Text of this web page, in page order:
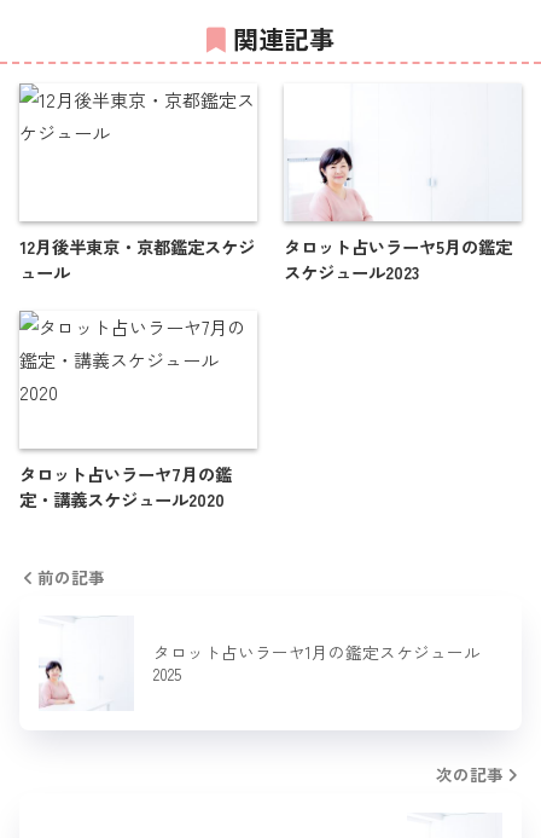
関連記事
12月後半東京・京都鑑定スケジ
ュール
タロット占いラーヤ5月の鑑定
スケジュール2023
タロット占いラーヤ7月の鑑
定・講義スケジュール2020
前の記事
タロット占いラーヤ1月の鑑定スケジュール
2025
次の記事